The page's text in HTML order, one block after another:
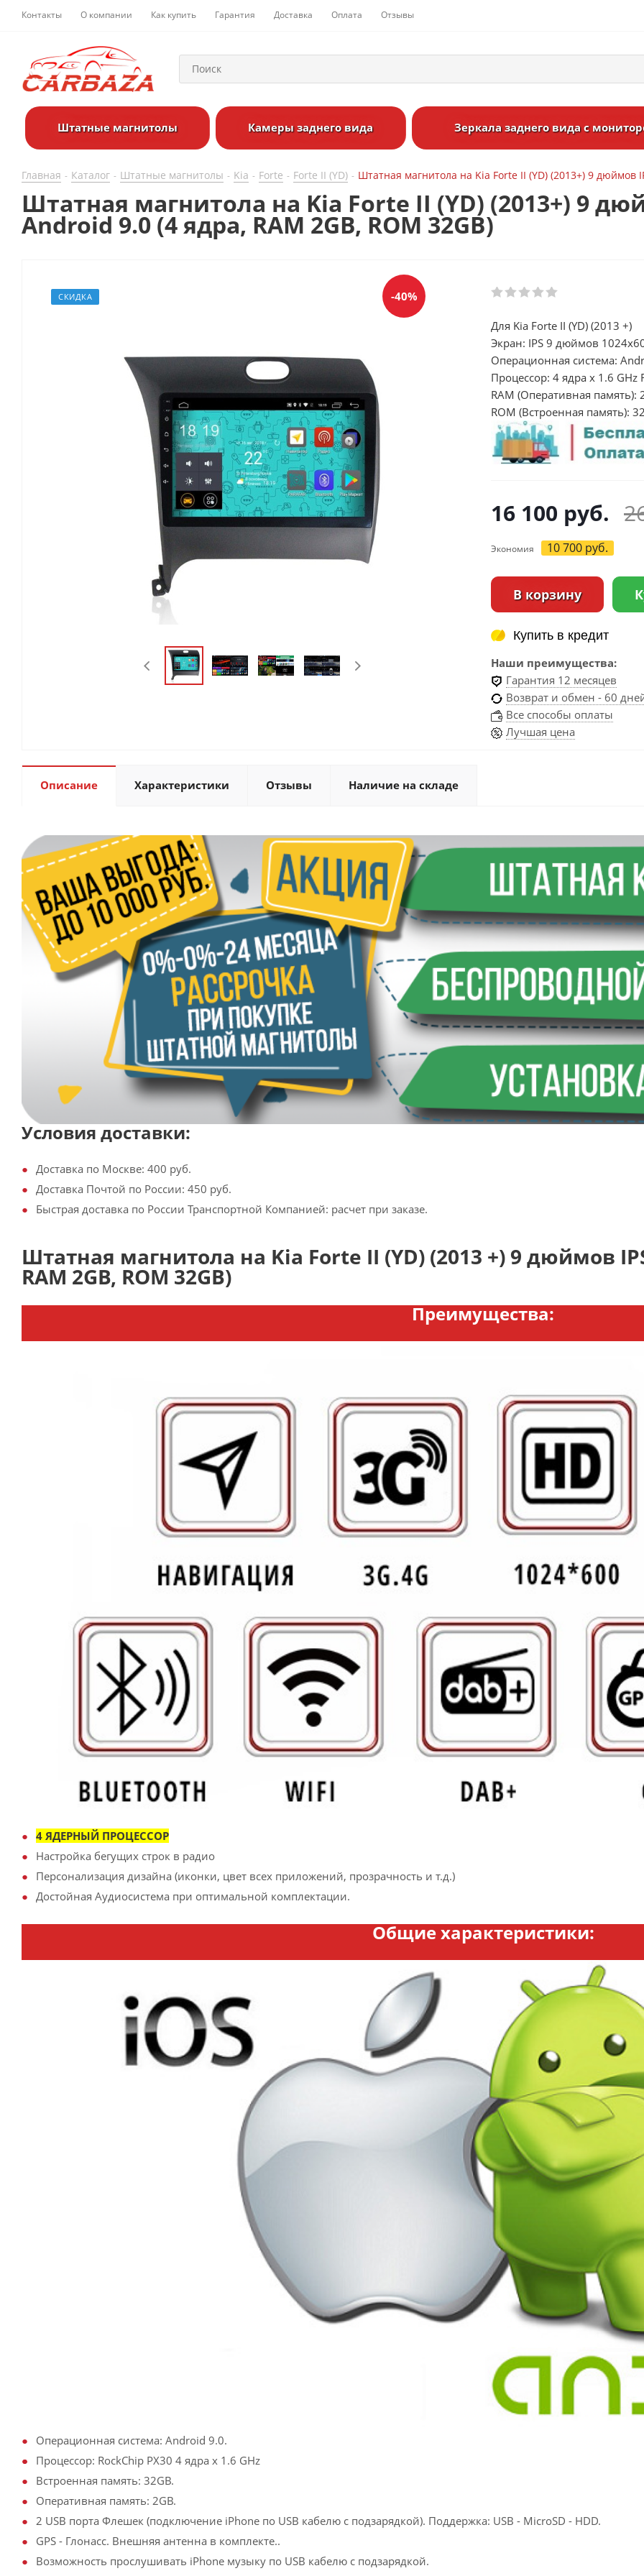
Контакты О компании Как купить Гарантия Доставка Оплата Отзывы
Штатные магнитолы Камеры заднего вида Зеркала заднего вида с
Главная - Каталог - Штатные магнитолы - Kia - Forte - Forte II (YD) - Штатная магнитола на Kia Forte II (YD) (2013+) 9 дюймов
Штатная магнитола на Kia Forte II (YD) (2013+) 9
Android 9.0 (4 ядра, RAM 2GB, ROM 32GB)
СКИДКА -40%
Для Kia Forte II (YD) (2013 +)
Экран: IPS 9 дюймов
Операционная система:
Процессор: 4 ядра х 1.6 GHz
RAM (Оперативная память):
ROM (Встроенная память):
16 100 руб.
Экономия 10 700 руб.
В корзину
Купить в кредит
Купить в кредит
Наши преимущества:
Гарантия 12 месяцев
Возврат и обмен - 60
Все способы оплаты
Лучшая цена
Описание Характеристики Отзывы Наличие на складе
Условия доставки:
Доставка по Москве: 400 руб.
Доставка Почтой по России: 450 руб.
Быстрая доставка по России Транспортной Компанией: расчет при заказе.
Штатная магнитола на Kia Forte II (YD) (2013 +) 9 дюймов
RAM 2GB, ROM 32GB)
Преимущества:
4 ЯДЕРНЫЙ ПРОЦЕССОР
Настройка бегущих строк в радио
Персонализация дизайна (иконки, цвет всех приложений, прозрачность и т.д.)
Достойная Аудиосистема при оптимальной комплектации.
Общие характеристики:
Операционная система: Android 9.0.
Процессор: RockChip PX30 4 ядра х 1.6 GHz
Встроенная память: 32GB.
Оперативная память: 2GB.
2 USB порта Флешек (подключение iPhone по USB кабелю с подзарядкой). Поддержка: USB - MicroSD - HDD.
GPS - Глонасс. Внешняя антенна в комплекте..
Возможность прослушивать iPhone музыку по USB кабелю с подзарядкой.